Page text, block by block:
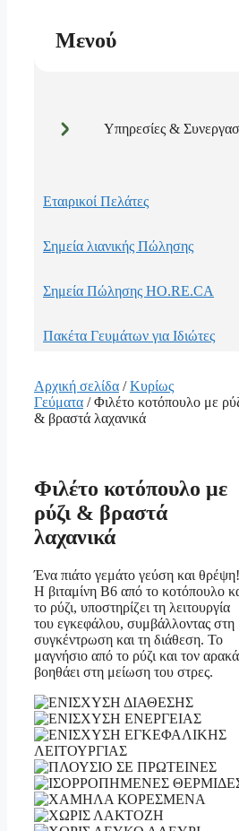
Μενού
Υπηρεσίες &
Εταιρικοί Πελάτες
Σημεία λιανικής Πώλησης
Σημεία Πώλησης HO.RE.CA
Πακέτα Γευμάτων για Ιδιώτες
Αρχική σελίδα /Κυρίως
Γεύματα / Φιλέτο κοτόπουλο με
& βραστά λαχανικά
Φιλέτο κοτόπουλο με
ρύζι & βραστά
λαχανικά
Ένα πιάτο γεμάτο γεύση και θρέψη!
Η βιταμίνη B6 από το κοτόπουλο
το ρύζι, υποστηρίζει τη λειτουργία
του εγκεφάλου, συμβάλλοντας στη
συγκέντρωση και τη διάθεση. Το
μαγνήσιο από το ρύζι και τον αρακά
βοηθάει στη μείωση του στρες.